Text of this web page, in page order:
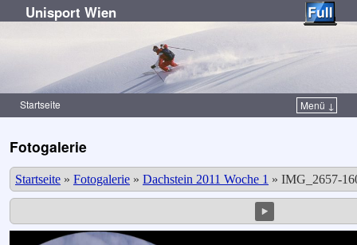
Unisport Wien
Startseite Menü ↓
Fotogalerie
Startseite » Fotogalerie » Dachstein 2011 Woche 1 » IMG_2657-